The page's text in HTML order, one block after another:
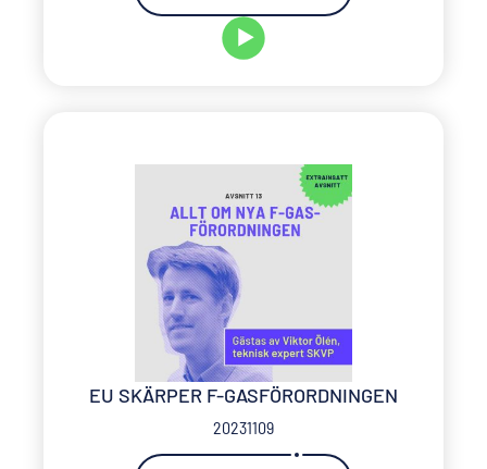
EU SKÄRPER F-GASFÖRORDNINGEN
20231109